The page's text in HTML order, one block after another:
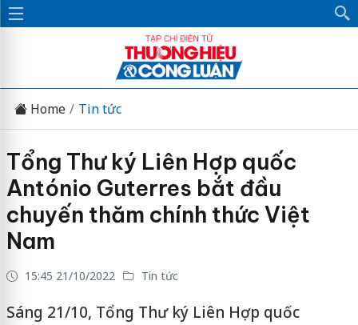
Home Tin tức
Tổng Thư ký Liên Hợp quốc
António Guterres bắt đầu
chuyến thăm chính thức Việt
Nam
15:45 21/10/2022 Tin tức
Sáng 21/10, Tổng Thư ký Liên Hợp quốc